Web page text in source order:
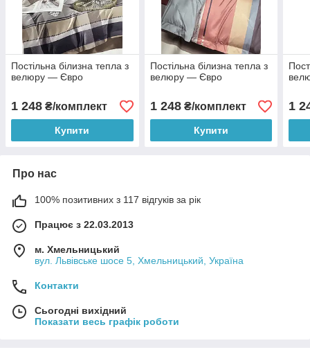
Постільна білизна тепла з
велюру — Євро
1 248 ₴/комплект
Купити
Постільна білизна тепла з
велюру — Євро
1 248₴/комплект
Купити
1
Про нас
100% позитивних з 117 відгуків за рік
Працює з 22.03.2013
м. Хмельницький
вул. Львівське шосе 5, Хмельницький, Україна
Контакти
Сьогодні вихідний
Показати весь графік роботи